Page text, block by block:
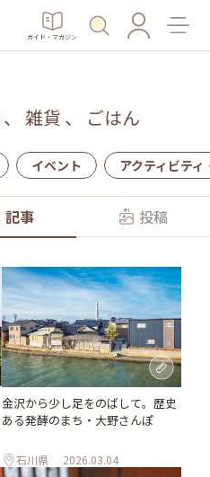
ガイド・マガジン
、 雑貨 、 ごはん
イベント アクティビティ
記事 投稿
金沢から少し足をのばして。歴史
ある発酵のまち・大野さんぽ
石川県 2026.03.04